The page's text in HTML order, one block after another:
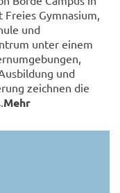
Gymnasium,
und
unter einem
und
zeichnen die
Mehr